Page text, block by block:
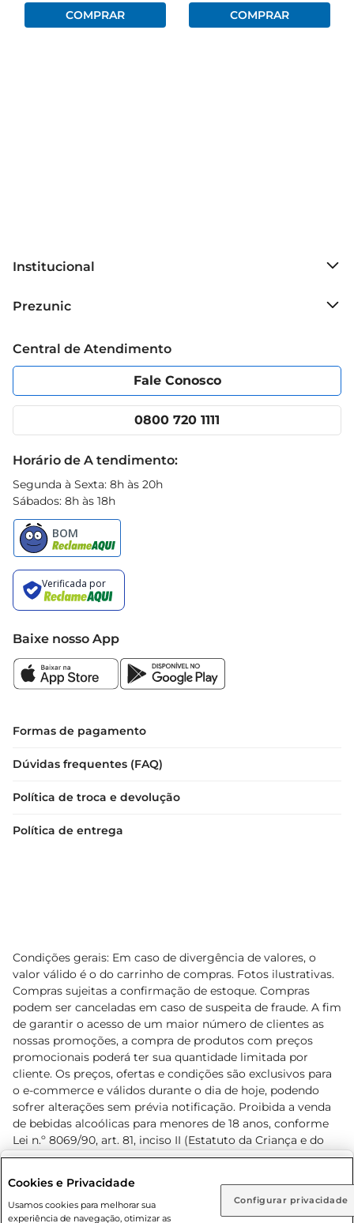
Rio de Janeiro (RJ) Goiás (GO)
Institucional
Grupo Cencosud
Política de Privacidade
Portal do fornecedor
Cencosud Media
Prezunic
Código de Ética
App Prezunic
Central de Atendimento
Fale Conosco
0800 720 1111
Horário de A tendimento:
Segunda à Sexta: 8h às 20h
Sábados: 8h às 18h
Baixe nosso App
Formas de pagamento
Dúvidas frequentes (FAQ)
Política de troca e devolução
Política de entrega
Condições gerais: Em caso de divergência de valores, o
valor válido é o do carrinho de compras. Fotos ilustrativas.
Compras sujeitas a confirmação de estoque. Compras
podem ser canceladas em caso de suspeita de fraude. A fim
de garantir o acesso de um maior número de clientes as
nossas promoções, a compra de produtos com preços
promocionais poderá ter sua quantidade limitada por
cliente. Os preços, ofertas e condições são exclusivos para
o e-commerce e válidos durante o dia de hoje, podendo
sofrer alterações sem prévia notificação. Proibida a venda
de bebidas alcoólicas para menores de 18 anos, conforme
Lei n.º 8069/90, art. 81, inciso II (Estatuto da Criança e do
Adolescente). Preços e condições exclusivos para o
prévio. O valor mínimo para as compras on-line é de R$
80,00.
Cookies e Privacidade
Usamos cookies para melhorar sua
experiência de navegação, otimizar as
Configurar privacidade